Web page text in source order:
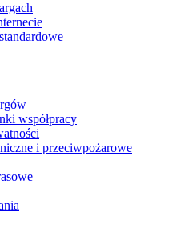
współpracy
i przeciwpożarowe